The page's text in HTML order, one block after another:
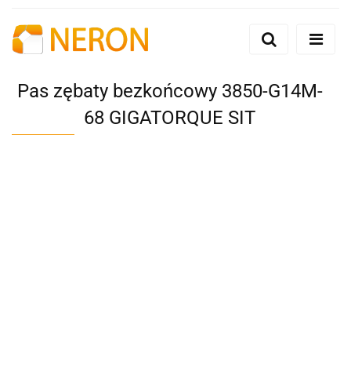
Zaloguj się
Zgody cookies
Pas zębaty bezkońcowy 3850-G14M-
68 GIGATORQUE SIT